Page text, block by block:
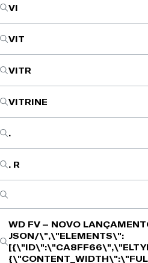
VI
VIT
VITR
VITRINE
.
. R
WD FV – NOVO
JSON/\",\"ELEMENTS\":